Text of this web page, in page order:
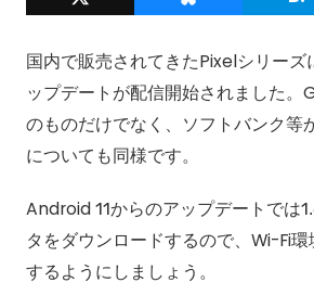
国内で販売されてきたPixelシリー
ップデートが配信開始されました
のものだけでなく、ソフトバンク等
についても同様です。
Android 11からのアップデートでは
タをダウンロードするので、Wi-Fi環
するようにしましょう。